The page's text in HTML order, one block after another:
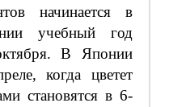
начинается в
учебный год
В Японии
когда цветет
становятся в 6-